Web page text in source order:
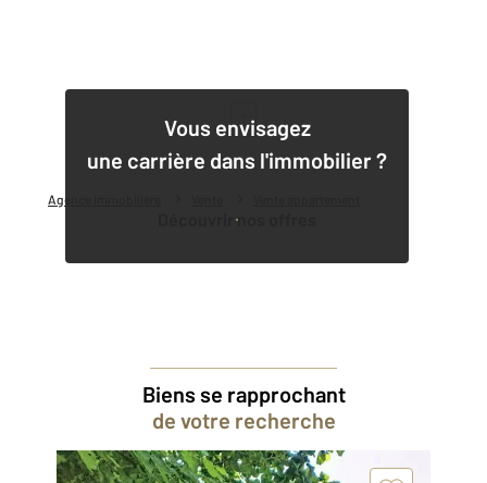
Agence immobilière
Vous envisagez
une carrière dans l'immobilier ?
Découvrir nos offres
Biens se rapprochant
de votre recherche